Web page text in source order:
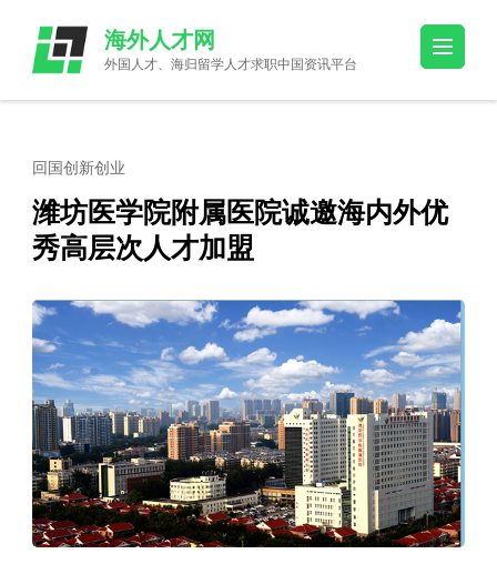
content
(Press
海外人才网
外国人才、海归留学人才求职中国资讯平台
回国创新创业
潍坊医学院附属医院诚邀海内外优
秀高层次人才加盟